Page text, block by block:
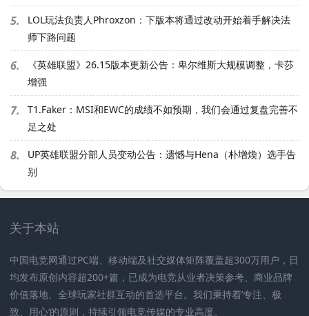
5.
LOL玩法负责人Phroxzon：下版本将通过改动开始着手解决法
师下路问题
6.
《英雄联盟》26.15版本更新公告：卑尔维斯大规模调整，卡莎
增强
7.
T1.Faker：MSI和EWC的成绩不如预期，我们会通过复盘完善不
足之处
8.
UP英雄联盟分部人员变动公告：遗憾与Hena（朴增煥）选手告
别
关于本站
中国电竞网通过PC端、移动端及社交媒体矩阵覆盖超300万用户，日
均发布原创内容超200+篇，已成为电竞从业者决策参考、商业品牌
价值落地、全球玩家社群互动的首选平台。我们秉持着’专注、极
致、用心‘的原则，持续引领电竞传媒的专业高度。